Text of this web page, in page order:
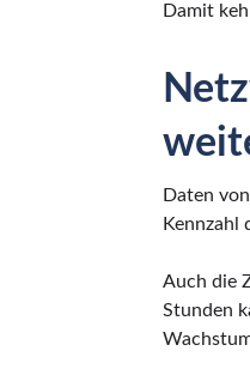
Damit
Daten
Kennzahl
Auch die
Stunden